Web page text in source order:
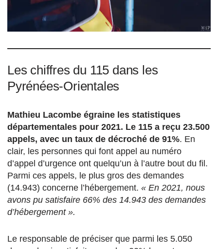
Les chiffres du 115 dans les
Pyrénées-Orientales
Mathieu Lacombe égraine les statistiques
départementales pour 2021. Le 115 a reçu 23.500
appels, avec un taux de décroché de 91%. En
clair, les personnes qui font appel au numéro
d’appel d’urgence ont quelqu’un à l’autre bout du fil.
Parmi ces appels, le plus gros des demandes
(14.943) concerne l’hébergement. « En 2021, nous
avons pu satisfaire 66% des 14.943 des demandes
d’hébergement ».
Le responsable de préciser que parmi les 5.050